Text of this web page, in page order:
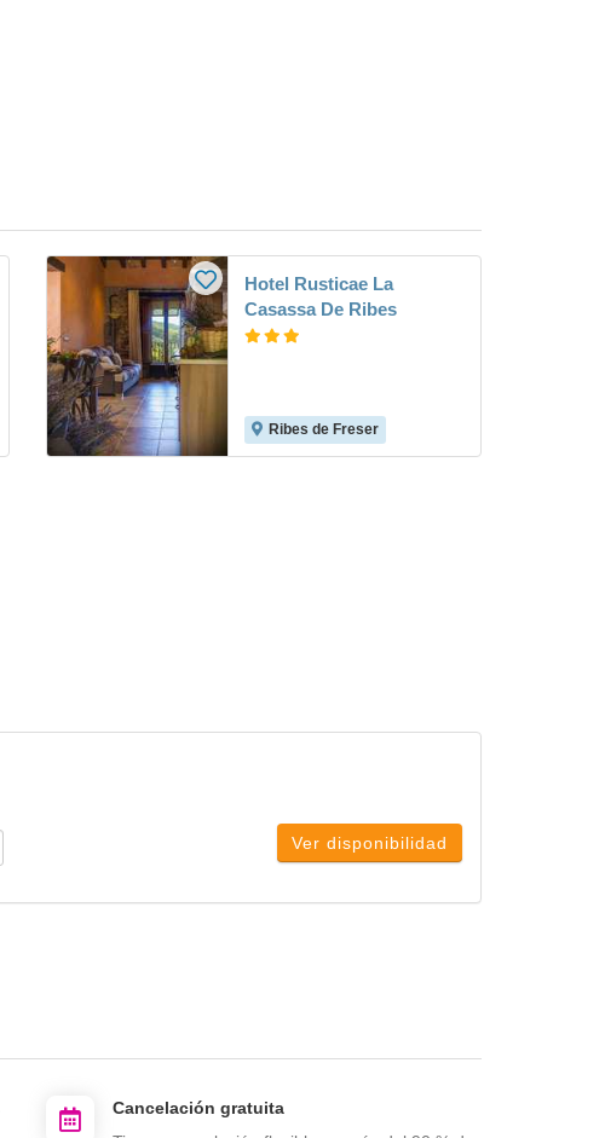
Hotel Rusticae La
Casassa De Ribes
Ribes de Freser
Ver disponibilidad
Cancelación gratuita